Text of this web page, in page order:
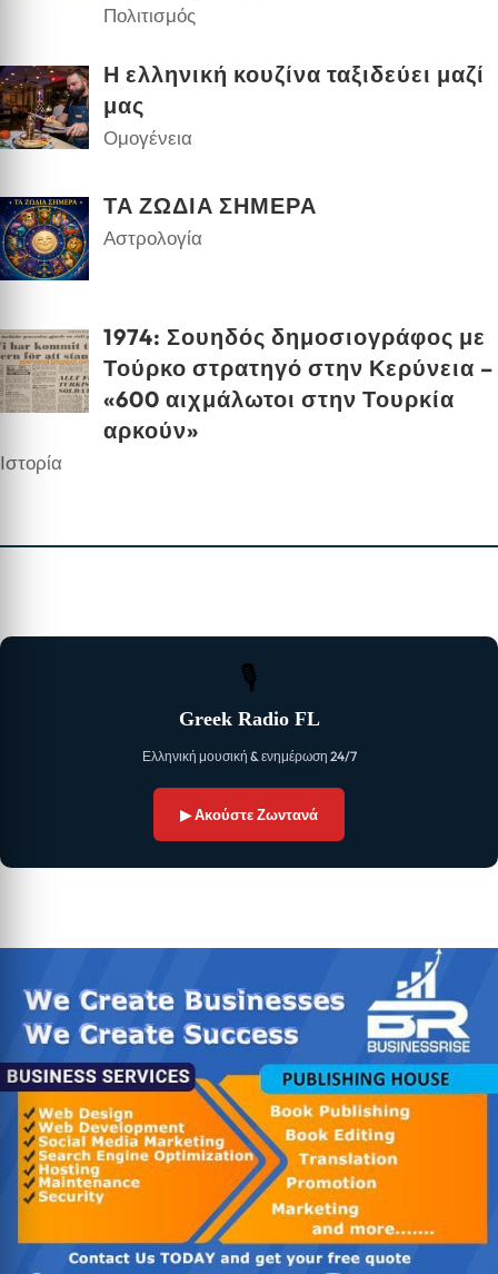
Πολιτισμός
Η ελληνική κουζίνα ταξιδεύει μαζί
μας
Ομογένεια
ΤΑ ΖΩΔΙΑ ΣΗΜΕΡΑ
Αστρολογία
1974: Σουηδός δημοσιογράφος με
Τούρκο στρατηγό στην Κερύνεια –
«600 αιχμάλωτοι στην Τουρκία
αρκούν»
Ιστορία
🎙
Greek Radio FL
Ελληνική μουσική & ενημέρωση 24/7
▶ Ακούστε Ζωντανά